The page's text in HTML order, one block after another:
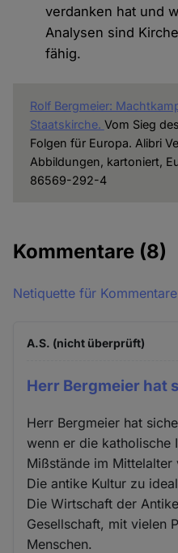
verdanken hat und
Analysen sind
fähig.
Rolf Bergmeier:
Staatskirche. Vom Sieg
Folgen für Europa. Alibri
Abbildungen, kartoniert,
86569-292-4
Kommentare (8)
Netiquette für Kommentare
A.S. (nicht überprüft)
Herr Bergmeier hat
Herr Bergmeier hat
wenn er die katholische
Mißstände im
Die antike Kultur zu
Die Wirtschaft der
Gesellschaft, mit vielen
Menschen.